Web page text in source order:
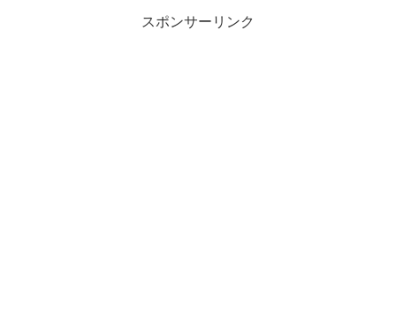
スポンサーリンク